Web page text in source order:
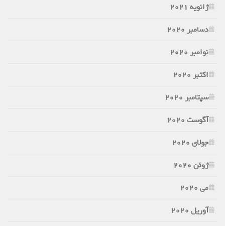
ژانویه 2021
دسامبر 2020
نوامبر 2020
اکتبر 2020
سپتامبر 2020
آگوست 2020
جولای 2020
ژوئن 2020
می 2020
آوریل 2020